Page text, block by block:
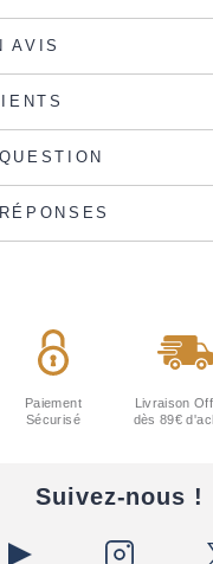
AVIS
Paiement
Sécurisé
Livraison
dès 89€
Suivez-nous !